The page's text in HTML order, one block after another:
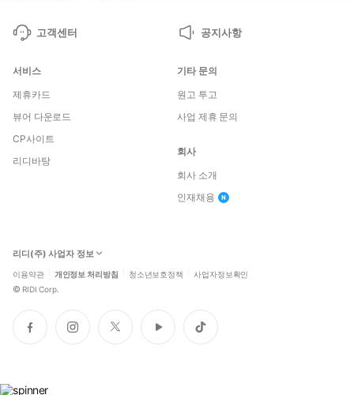
고객센터 공지사항
서비스
제휴카드
뷰어 다운로드
CP사이트
리디바탕
기타 문의
원고 투고
사업 제휴 문의
회사
회사 소개
인재채용
리디(주) 사업자 정보
이용약관 개인정보 처리방침 청소년보호정책 사업자정보확인
© RIDI Corp.
페
이
인
스
트
위
유
튜
틱
톡